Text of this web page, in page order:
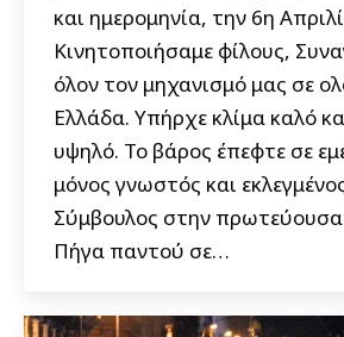
και ημερομηνία, την 6η
Κινητοποιήσαμε φίλους,
όλον τον μηχανισμό μας σε
Ελλάδα. Υπήρχε κλίμα καλό
υψηλό. Το βάρος έπεφτε σε
μόνος γνωστός και
Σύμβουλος στην
Πήγα παντού σε…